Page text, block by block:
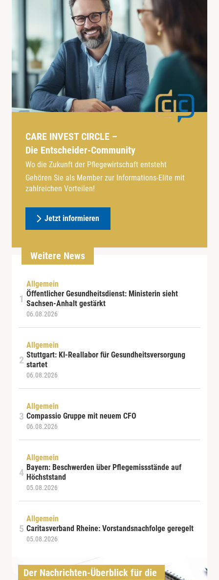
CARE INVEST CIRCLE –
Die Entscheider-Community
Wo die Zukunft der Pflegewirtschaft entsteht
Gehören Sie als Member zur Informations-Elite mit
zahlreichen Vorteilen!
Jetzt informieren
Weitere News
Allgemein
Öffentlicher Gesundheitsdienst: Ministerin sieht
Sachsen-Anhalt gestärkt
06.08.2026
Allgemein
Stuttgart: KI-Reallabor für Gesundheitsversorgung
startet
06.08.2026
Allgemein
Compassio Gruppe mit neuem CFO
06.08.2026
Allgemein
Bayern: Beschwerden über Pflegemissstände auf
Höchststand
05.08.2026
Allgemein
Caritasverband Rheine: Vorstandsnachfolge geregelt
05.08.2026
Der Nachrichten-Überblick für die